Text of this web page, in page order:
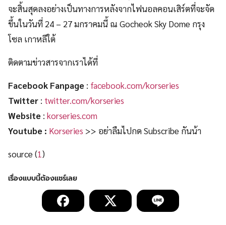
จะสิ้นสุดลงอย่างเป็นทางการหลังจากไฟนอลคอนเสิร์ตที่จะจัด
ขึ้นในวันที่ 24 – 27 มกราคมนี้ ณ Gocheok Sky Dome กรุง
โซล เกาหลีใต้
ติดตามข่าวสารจากเราได้ที่
Facebook Fanpage : facebook.com/korseries
Twitter : twitter.com/korseries
Website : korseries.com
Youtube : Korseries >> อย่าลืมไปกด Subscribe กันน้า
source (1)